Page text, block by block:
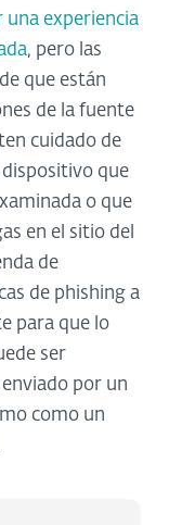
experiencia
, pero las
que están
de la fuente
cuidado de
que
o que
en el sitio del
de
de phishing a
para que lo
ser
por un
como un